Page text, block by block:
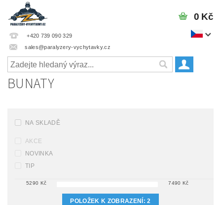
+420 739 090 329
sales@paralyzery-vychytavky.cz
0 Kč
BUNATY
NA SKLADĚ
AKCE
NOVINKA
TIP
5290 Kč 7490 Kč
POLOŽEK K ZOBRAZENÍ:2